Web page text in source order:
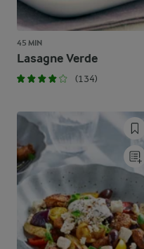
45 MIN
Lasagne Verde
(134)